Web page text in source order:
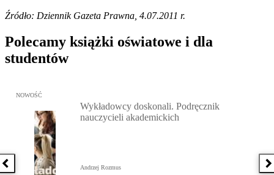
Źródło: Dziennik Gazeta Prawna, 4.07.2011 r.
Polecamy książki oświatowe i dla
studentów
Poprzednia książka
Przejdź do: Wykładowcy doskonali. Podręcznik nauczycieli
NOWOŚĆ
Wykładowcy doskonali. Podręcznik
nauczycieli akademickich
Andrzej Rozmus